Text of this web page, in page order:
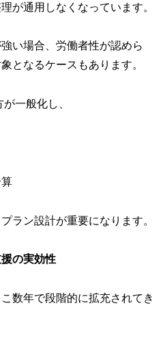
が通用しなくなっています。
い場合、労働者性が認めら
となるケースもあります。
一般化し、
ラン設計が重要になります。
の実効性
数年で段階的に拡充されてき